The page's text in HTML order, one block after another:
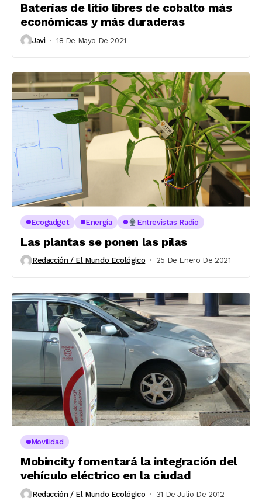
Baterías de litio libres de cobalto más
económicas y más duraderas
Javi 18 De Mayo De 2021
Ecogadget Energía Entrevistas Radio
Las plantas se ponen las pilas
Redacción / El Mundo Ecológico 25 De Enero De 2021
Movilidad
Mobincity fomentará la integración del
vehículo eléctrico en la ciudad
Redacción / El Mundo Ecológico 31 De Julio De 2012